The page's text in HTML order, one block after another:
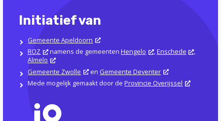
Initiatief van
Gemeente Apeldoorn
ROZ
namens de gemeentenHengelo ,Enschede
,
Almelo
Gemeente Zwolle
en Gemeente Deventer
Mede mogelijk gemaakt door deProvincie Overijssel